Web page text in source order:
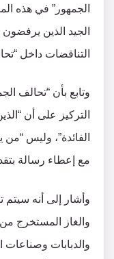
الجمهور” في هذه
الجيد الذين
التناقضات داخل
وتابع بأن “تحالف
التركيز على أن
الفائدة”، وليس “من
مع إعطاء رسالة
وأشار إلى أنه سيتم
والغاز المستخرج من
والدبابات وصناعات